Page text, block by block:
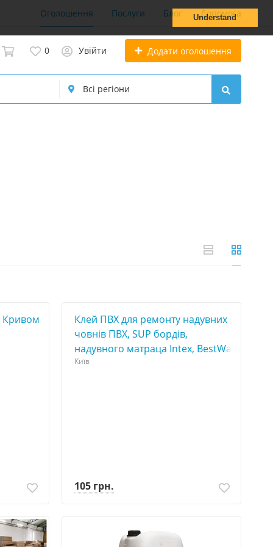
Understand
Оголошення Послуги Блог Допомога
0 Увійти Додати оголошення
Кривом
Клей ПВХ для ремонту надувних
човнів ПВХ, SUP бордів,
надувного матраца Intex, BestWay
Київ
105 грн.